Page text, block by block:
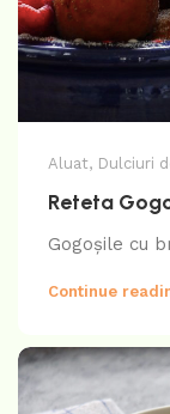
Aluat, Dulciuri
Reteta
Gogoșile cu
Continue